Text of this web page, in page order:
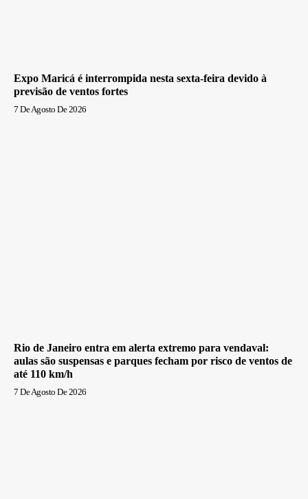
Expo Maricá é interrompida nesta sexta-feira devido à
previsão de ventos fortes
7 De Agosto De 2026
Rio de Janeiro entra em alerta extremo para vendaval:
aulas são suspensas e parques fecham por risco de ventos de
até 110 km/h
7 De Agosto De 2026